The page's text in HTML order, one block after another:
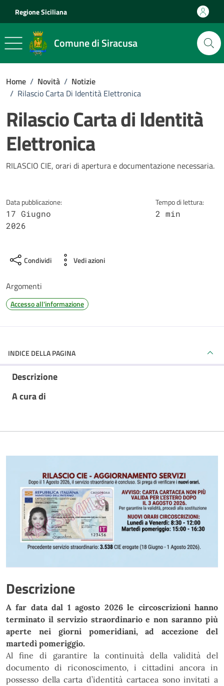
Regione Siciliana
Comune di Siracusa
Home / Novità / Notizie
/ Rilascio Carta Di Identità Elettronica
Rilascio Carta di Identità
Elettronica
Dettagli della notizia
RILASCIO CIE, orari di apertura e documentazione necessaria.
Data pubblicazione:
17 Giugno
2026
Tempo di lettura:
2 min
Condividi Vedi azioni
Argomenti
Accesso all'informazione
INDICE DELLA PAGINA
Descrizione
A cura di
Descrizione
A far data dal 1 agosto 2026 le circoscrizioni hanno
terminato il servizio straordinario e non saranno più
aperte nei giorni pomeridiani, ad accezione del
martedì pomeriggio.
Al fine di garantire la continuità della validità del
documento di riconoscimento, i cittadini ancora in
possesso della carta d’identità cartacea sono invitati a